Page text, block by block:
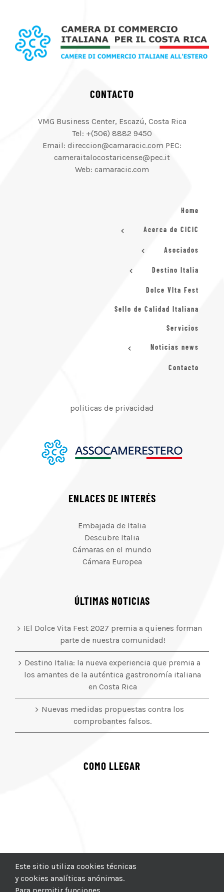
CONTACTO
VMG Business Center, Escazú, Costa Rica
Tel: +(506) 8882 9450
Email: direccion@camaracic.com PEC:
cameraitalocostaricense@pec.it
Web: camaracic.com
Home
Acerca de CICIC
Asociados
Destino Italia
Dolce VIta Fest
Sello de Calidad Italiana
Servicios
Noticias news
Contacto
politicas de privacidad
ENLACES DE INTERÉS
Embajada de Italia
Descubre Italia
Cámaras en el mundo
Cámara Europea
ÚLTIMAS NOTICIAS
¡El Dolce Vita Fest 2027 premia a quienes forman
parte de nuestra comunidad!
Destino Italia: la nueva experiencia que premia a
los amantes de la auténtica gastronomía italiana
en Costa Rica
Nuevas medidas propuestas contra los
comprobantes falsos.
COMO LLEGAR
Este sitio utiliza cookies técnicas
y cookies analíticas anónimas.